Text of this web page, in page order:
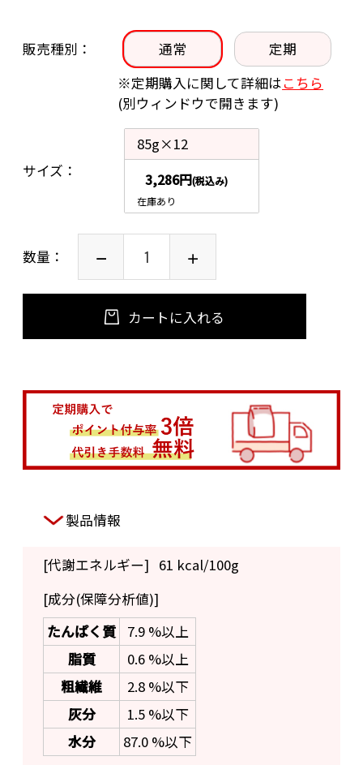
販売種別 通常
定期
※定期購入に関して詳細はこちら
(別ウィンドウで開きます)
サイズ
85g×12
3,286円(税込み)
在庫あり
数量：
カートに入れる
製品情報
[代謝エネルギー] 61 kcal/100g
[成分(保障分析値)]
たんぱく質
7.9 %以上
脂質
0.6 %以上
粗繊維
2.8 %以下
灰分
1.5 %以下
水分
87.0 %以下